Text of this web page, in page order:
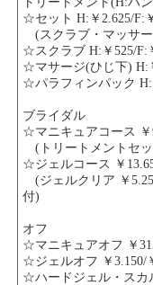
☆セット H:￥2.625/F:
(スクラブ・マッサ
☆スクラブ H:￥525/F:
☆マサージ(ひじ下) H:
☆パラフィンパック H:
ブライダル
☆マニキュアコース ￥
(トリートメントセ
☆ジェルコース ￥
(ジェルクリア ￥
付)
オフ
☆マニキュアオフ ￥
☆ジェルオフ ￥3.150/
☆ハードジェル・スカ